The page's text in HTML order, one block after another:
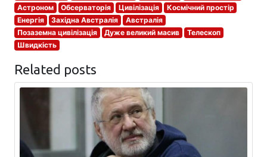
Астроном
Обсерваторія Цивілізація
Космічний простір
Енергія
Західна Австралія
Австралія
Позаземна цивілізація
Дуже великий масив
Телескоп
Швидкість
Related posts